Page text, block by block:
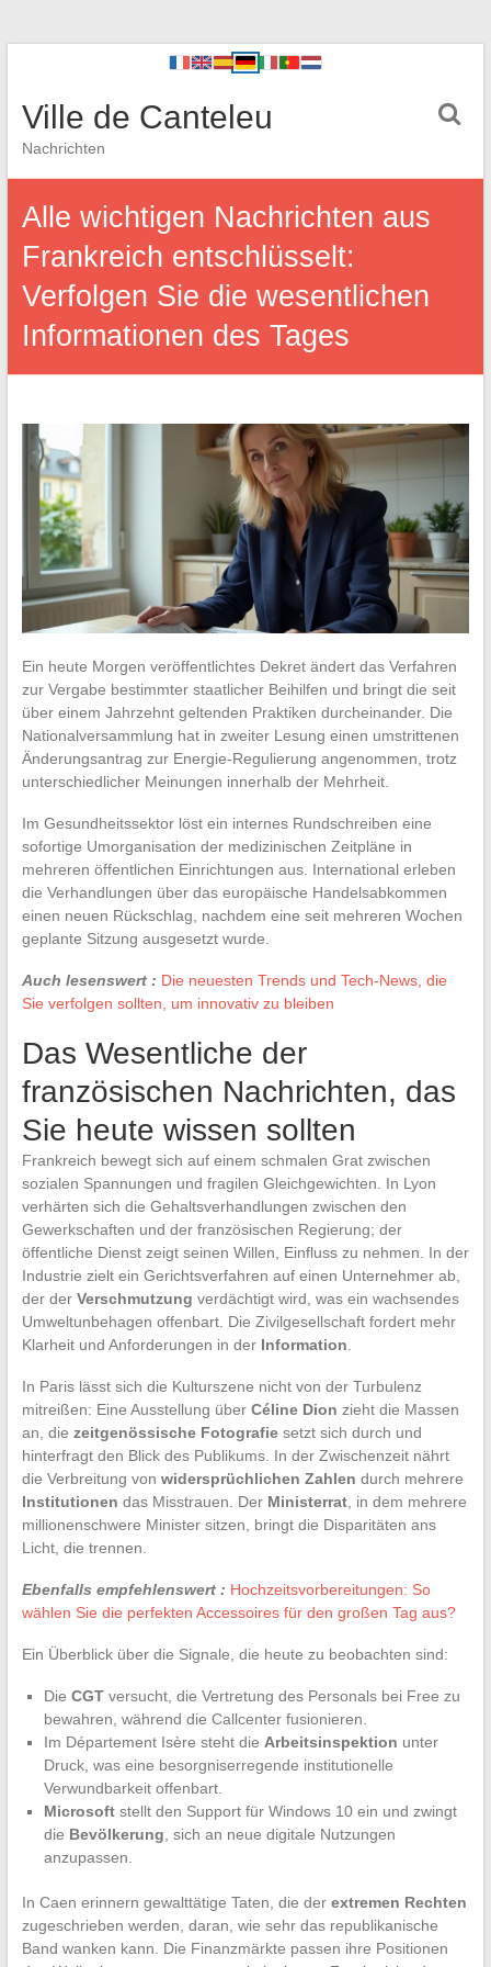
Ville de Canteleu
Nachrichten
Alle wichtigen Nachrichten aus
Frankreich entschlüsselt:
Verfolgen Sie die wesentlichen
Informationen des Tages
Ein heute Morgen veröffentlichtes Dekret ändert das Verfahren
zur Vergabe bestimmter staatlicher Beihilfen und bringt die seit
über einem Jahrzehnt geltenden Praktiken durcheinander. Die
Nationalversammlung hat in zweiter Lesung einen umstrittenen
Änderungsantrag zur Energie-Regulierung angenommen, trotz
unterschiedlicher Meinungen innerhalb der Mehrheit.
Im Gesundheitssektor löst ein internes Rundschreiben eine
sofortige Umorganisation der medizinischen Zeitpläne in
mehreren öffentlichen Einrichtungen aus. International erleben
die Verhandlungen über das europäische Handelsabkommen
einen neuen Rückschlag, nachdem eine seit mehreren Wochen
geplante Sitzung ausgesetzt wurde.
Auch lesenswert : Die neuesten Trends und Tech-News, die
Sie verfolgen sollten, um innovativ zu bleiben
Das Wesentliche der
französischen Nachrichten, das
Sie heute wissen sollten
Frankreich bewegt sich auf einem schmalen Grat zwischen
sozialen Spannungen und fragilen Gleichgewichten. In Lyon
verhärten sich die Gehaltsverhandlungen zwischen den
Gewerkschaften und der französischen Regierung; der
öffentliche Dienst zeigt seinen Willen, Einfluss zu nehmen. In der
Industrie zielt ein Gerichtsverfahren auf einen Unternehmer ab,
der der Verschmutzung verdächtigt wird, was ein wachsendes
Umweltunbehagen offenbart. Die Zivilgesellschaft fordert mehr
Klarheit und Anforderungen in der Information
In Paris lässt sich die Kulturszene nicht von der Turbulenz
mitreißen: Eine Ausstellung über Céline Dion zieht die Massen
an, die zeitgenössische Fotografiesetzt sich durch und
hinterfragt den Blick des Publikums. In der Zwischenzeit nährt
die Verbreitung von widersprüchlichen Zahlen durch mehrere
Institutionen das Misstrauen. Der Ministerrat, in dem mehrere
millionenschwere Minister sitzen, bringt die Disparitäten ans
Licht, die trennen.
Ebenfalls empfehlenswert : Hochzeitsvorbereitungen: So
wählen Sie die perfekten Accessoires für den großen Tag aus?
Ein Überblick über die Signale, die heute zu beobachten sind:
Die CGTversucht, die Vertretung des Personals bei Free zu
bewahren, während die Callcenter fusionieren.
Im Département Isère steht die Arbeitsinspektion unter
Druck, was eine besorgniserregende institutionelle
Verwundbarkeit offenbart.
Microsoftstellt den Support für Windows 10 ein und zwingt
die Bevölkerung , sich an neue digitale Nutzungen
anzupassen.
In Caen erinnern gewalttätige Taten, die der extremen Rechten
zugeschrieben werden, daran, wie sehr das republikanische
Band wanken kann. Die Finanzmärkte passen ihre Positionen